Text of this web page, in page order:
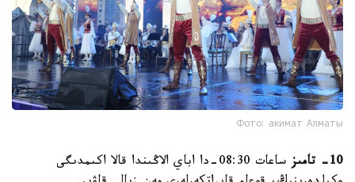
Фото: акимат Алматы
10- تامىز
ساعات 08:30-دا اباي الاڭىندا قالا اكىمدىگى